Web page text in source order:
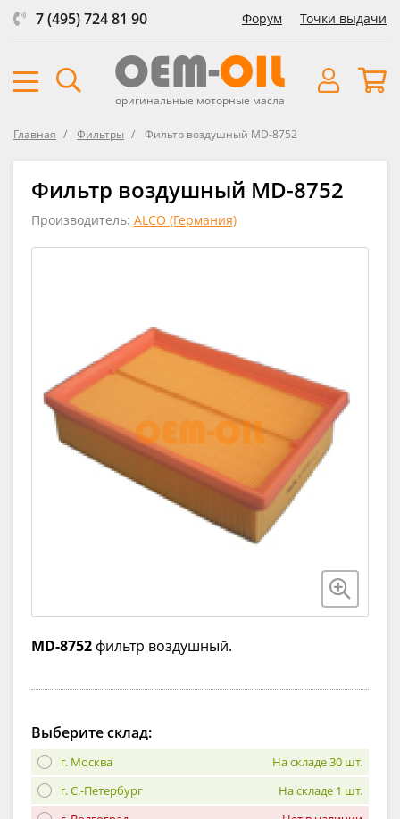
7 (495) 724 81 90 Форум Точки выдачи
оригинальные моторные масла
Главная Фильтры Фильтр воздушный MD-8752
Фильтр воздушный MD-8752
Производитель: ALCO (Германия)
MD-8752 фильтр воздушный.
Выберите склад:
г. Москва
На складе 30 шт.
г. С.-Петербург
На складе 1 шт.